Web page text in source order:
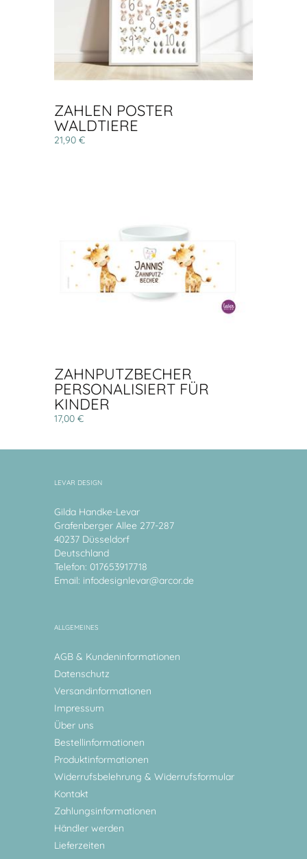
ZAHLEN POSTER
WALDTIERE
21,90 €
ZAHNPUTZBECHER
PERSONALISIERT FÜR
KINDER
17,00 €
LEVAR DESIGN
Gilda Handke-Levar
Grafenberger Allee 277-287
40237 Düsseldorf
Deutschland
Telefon: 017653917718
Email: infodesignlevar@arcor.de
ALLGEMEINES
AGB & Kundeninformationen
Datenschutz
Versandinformationen
Impressum
Über uns
Bestellinformationen
Produktinformationen
Widerrufsbelehrung & Widerrufsformular
Kontakt
Zahlungsinformationen
Händler werden
Lieferzeiten